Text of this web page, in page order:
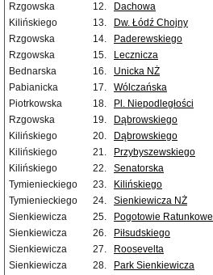
Rzgowska
12. Dachowa
Kilińskiego
13. Dw. Łódź Chojny
Rzgowska
14. Paderewskiego
Rzgowska
15. Lecznicza
Bednarska
16. Unicka NŻ
Pabianicka
17. Wólczańska
Piotrkowska
18. Pl. Niepodległości
Rzgowska
19. Dąbrowskiego
Kilińskiego
20. Dąbrowskiego
Kilińskiego
21. Przybyszewskiego
Kilińskiego
22. Senatorska
Tymienieckiego
23. Kilińskiego
Tymienieckiego
24. Sienkiewicza NŻ
Sienkiewicza
25. Pogotowie Ratunkowe
Sienkiewicza
26. Piłsudskiego
Sienkiewicza
27. Roosevelta
Sienkiewicza
28. Park Sienkiewicza